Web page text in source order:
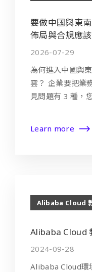
要做中國與東
佈局與合規應
2026-07-29
為何進入中國與
雲？ 企業要把業
見問題有 3 種，
Learn more
Alibaba Cloud
Alibaba Cloud
2024-09-28
Alibaba Cloud環